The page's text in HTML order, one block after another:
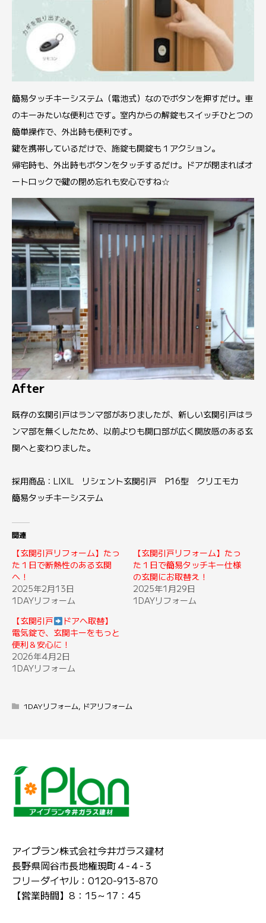
簡易タッチキーシステム（電池式）なのでボタンを押すだけ。車
のキーみたいな便利さです。室内からの解錠もスイッチひとつの
簡単操作で、外出時も便利です。
鍵を携帯しているだけで、施錠も開錠も１アクション。
帰宅時も、外出時もボタンをタッチするだけ。ドアが閉まればオ
ートロックで鍵の閉め忘れも安心ですね☆
After
既存の玄関引戸はランマ部がありましたが、新しい玄関引戸はラ
ンマ部を無くしたため、以前よりも開口部が広く開放感のある玄
関へと変わりました。
採用商品：LIXIL リシェント玄関引戸 P16型 クリエモカ
簡易タッチキーシステム
関連
【玄関引戸リフォーム】たっ
た１日で断熱性のある玄関
へ！
2025年2月13日
1DAYリフォーム
【玄関引戸リフォーム】たっ
た１日で簡易タッチキー仕様
の玄関にお取替え！
2025年1月29日
1DAYリフォーム
【玄関引戸
ドアへ取替】
電気錠で、玄関キーをもっと
便利＆安心に！
2026年4月2日
1DAYリフォーム
1DAYリフォーム, ドアリフォーム
アイプラン株式会社今井ガラス建材
長野県岡谷市長地権現町４-４-３
フリーダイヤル：0120-913-870
【営業時間】8：15～17：45